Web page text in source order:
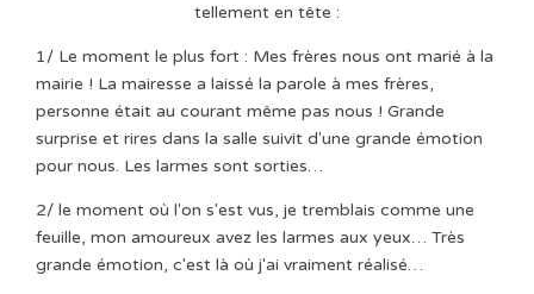
tellement en tête :
1/ Le moment le plus fort : Mes frères nous ont marié à la
mairie ! La mairesse a laissé la parole à mes frères,
personne était au courant même pas nous ! Grande
surprise et rires dans la salle suivit d'une grande émotion
pour nous. Les larmes sont sorties…
2/ le moment où l'on s'est vus, je tremblais comme une
feuille, mon amoureux avez les larmes aux yeux… Très
grande émotion, c'est là où j'ai vraiment réalisé…